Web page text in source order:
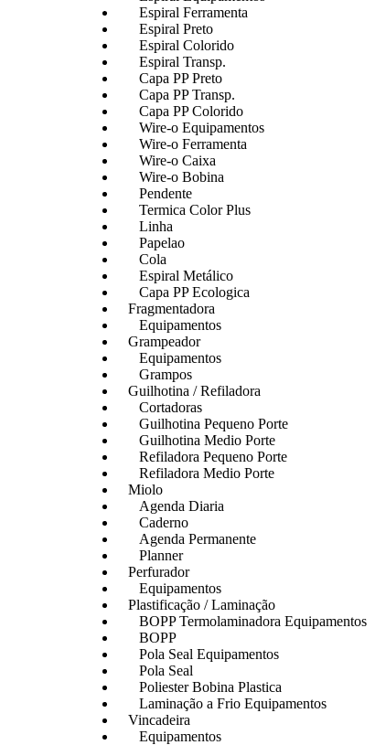
Espiral Ferramenta
Espiral Preto
Espiral Colorido
Espiral Transp.
Capa PP Preto
Capa PP Transp.
Capa PP Colorido
Wire-o Equipamentos
Wire-o Ferramenta
Wire-o Caixa
Wire-o Bobina
Pendente
Termica Color Plus
Linha
Papelao
Cola
Espiral Metálico
Capa PP Ecologica
Fragmentadora
Equipamentos
Grampeador
Equipamentos
Grampos
Guilhotina / Refiladora
Cortadoras
Guilhotina Pequeno Porte
Guilhotina Medio Porte
Refiladora Pequeno Porte
Refiladora Medio Porte
Miolo
Agenda Diaria
Caderno
Agenda Permanente
Planner
Perfurador
Equipamentos
Plastificação / Laminação
BOPP Termolaminadora Equipamentos
BOPP
Pola Seal Equipamentos
Pola Seal
Poliester Bobina Plastica
Laminação a Frio Equipamentos
Vincadeira
Equipamentos